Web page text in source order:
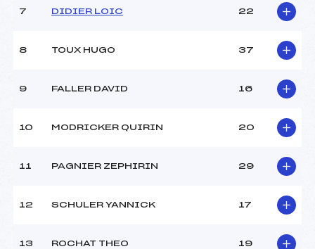
P :
60 m
7 DIDIER LOIC 22
8 TOUX HUGO 37
9 FALLER DAVID 16
10 MODRICKER QUIRIN 20
11 PAGNIER ZEPHIRIN 29
12 SCHULER YANNICK 17
13 ROCHAT THEO 19